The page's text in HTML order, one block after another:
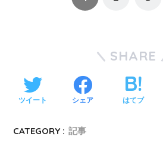
SHARE
ツイート シェア はてブ
CATEGORY : 記事